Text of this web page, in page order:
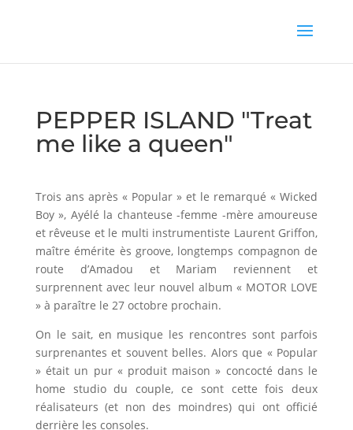
PEPPER ISLAND "Treat
me like a queen"
Trois ans après « Popular » et le remarqué « Wicked
Boy », Ayélé la chanteuse -femme -mère amoureuse
et rêveuse et le multi instrumentiste Laurent Griffon,
maître émérite ès groove, longtemps compagnon de
route d’Amadou et Mariam reviennent et
surprennent avec leur nouvel album « MOTOR LOVE
» à paraître le 27 octobre prochain.
On le sait, en musique les rencontres sont parfois
surprenantes et souvent belles. Alors que « Popular
» était un pur « produit maison » concocté dans le
home studio du couple, ce sont cette fois deux
réalisateurs (et non des moindres) qui ont officié
derrière les consoles.